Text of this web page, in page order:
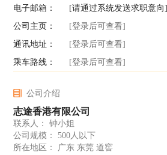
电子邮箱：
[请通过系统发送求职意向]
公司主页：
[登录后可查看]
通讯地址：
[登录后可查看]
乘车路线：
[登录后可查看]
公司介绍
志途香港有限公司
联系人： 钟小姐
公司规模： 500人以下
所在地区： 广东 东莞 道窖